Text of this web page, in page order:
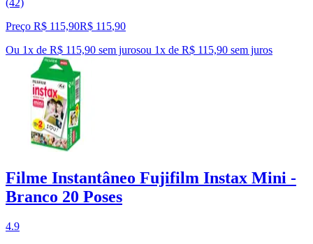
(42)
Preço R$ 115,90R$ 115,90
Ou 1x de R$ 115,90 sem jurosou 1x de R$ 115,90 sem juros
Filme Instantâneo Fujifilm Instax Mini -
Branco 20 Poses
4.9